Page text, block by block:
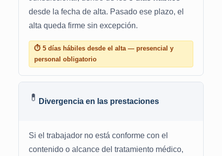
desde la fecha de alta. Pasado ese plazo, el
alta queda firme sin excepción.
⏱ 5 días hábiles desde el alta — presencial y
personal obligatorio
💊 Divergencia en las prestaciones
Si el trabajador no está conforme con el
contenido o alcance del tratamiento médico,